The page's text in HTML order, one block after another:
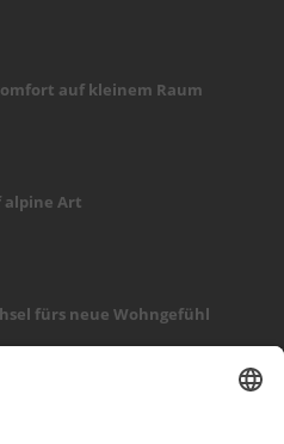
auf kleinem Raum
alpine Art
fürs neue Wohngefühl